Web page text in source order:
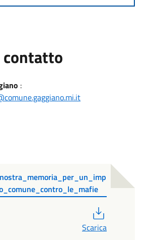
:
Scarica